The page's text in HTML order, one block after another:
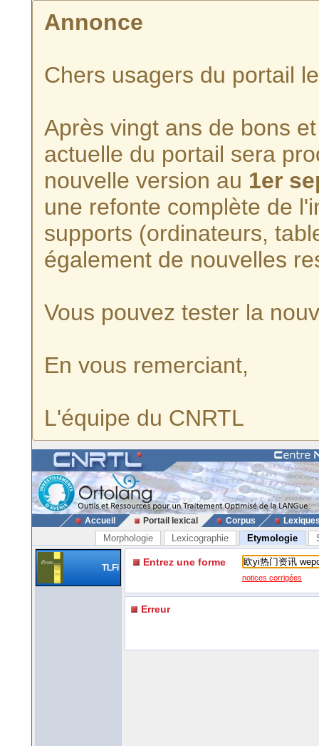
Annonce
Chers usagers du portail
Après vingt ans de bons
actuelle du portail sera
nouvelle version au 1er
une refonte complète de
supports (ordinateurs,
également de nouvelles
Vous pouvez tester la
En vous remerciant,
L'équipe du CNRTL
Accueil Portail lexical Corpus
Morphologie Lexicographie Etymologie
TLFi Entrez une forme
notices corrigées
Erreur